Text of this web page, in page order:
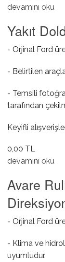
Motor Takozu
devamını oku
Yakıt
- Orjinal Ford
- Belirtilen
- Temsili
tarafından
Keyifli
0,00 TL
Yakıt Doldurma
devamını oku
Avare
- Orjinal Ford
- Klima ve
uyumludur.